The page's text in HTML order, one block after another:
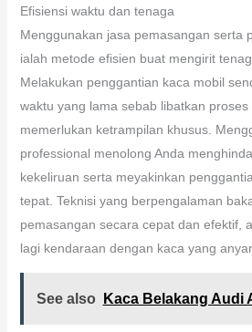
Efisiensi waktu dan tenaga
Menggunakan jasa pemasangan serta
ialah metode efisien buat mengirit
Melakukan penggantian kaca mobil
waktu yang lama sebab libatkan
memerlukan ketrampilan khusus.
professional menolong Anda
kekeliruan serta meyakinkan
tepat. Teknisi yang berpengalaman
pemasangan secara cepat dan efektif,
lagi kendaraan dengan kaca yang
See also Kaca Belakang Audi